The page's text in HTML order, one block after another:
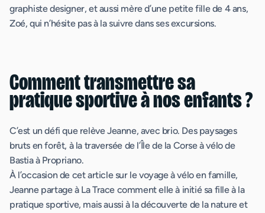
graphiste designer, et aussi mère d’une petite fille de 4 ans,
Zoé, qui n’hésite pas à la suivre dans ses excursions.
Comment transmettre sa
pratique sportive à nos enfants ?
C’est un défi que relève Jeanne, avec brio. Des paysages
bruts en forêt, à la traversée de l’Île de la Corse à vélo de
Bastia à Propriano.
À l’occasion de cet article sur le voyage à vélo en famille,
Jeanne partage à La Trace comment elle à initié sa fille à la
pratique sportive, mais aussi à la découverte de la nature et